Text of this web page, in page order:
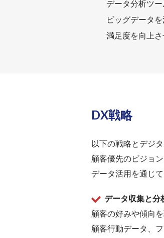
データ分析ツ
ビッグデータ
満足度を向上さ
DX戦略
以下の戦略とデジ
顧客優先のビジョ
データ活用を通じ
データ収集と分
顧客の好みや傾向
顧客行動データ、